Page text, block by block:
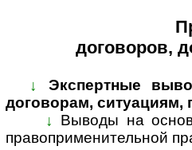
договоров,
↓
Экспертные
договорам, ситуациям,
↓
Выводы на
пра­во­при­ме­ни­тель­ной